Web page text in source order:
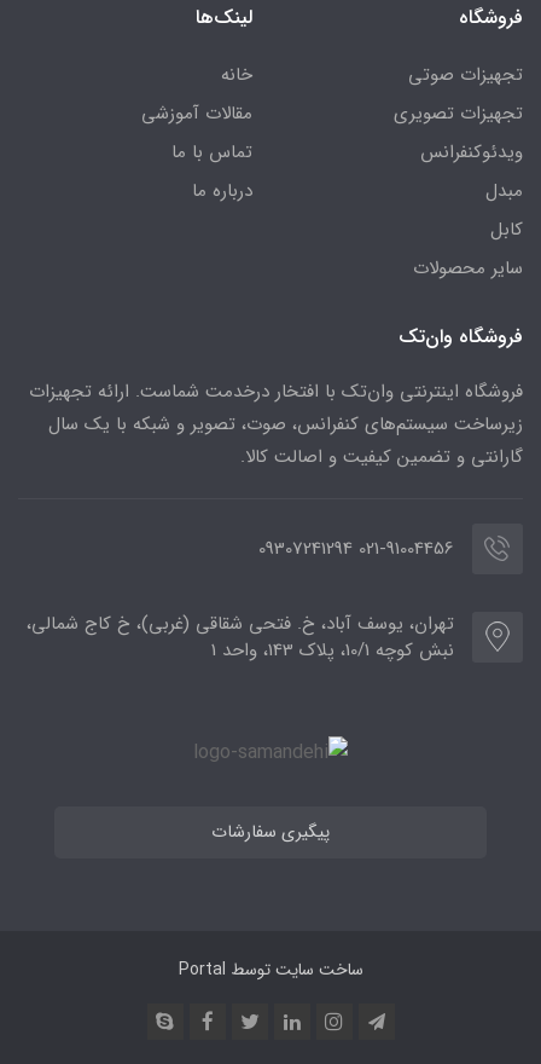
فروشگاه
تجهیزات صوتی
تجهیزات تصویری
ویدئوکنفرانس
مبدل
کابل
سایر محصولات
لینک‌ها
خانه
مقالات آموزشی
تماس با ما
درباره ما
فروشگاه وان‌تک
فروشگاه اینترنتی وان‌تک با افتخار درخدمت شماست. ارائه تجهیزات
زیرساخت سیستم‌های کنفرانس، صوت، تصویر و شبکه با یک سال
گارانتی و تضمین کیفیت و اصالت کالا.
021-91004456 09307241294
تهران، یوسف آباد، خ. فتحی شقاقی (غربی)، خ کاج شمالی،
نبش کوچه 10/1، پلاک 143، واحد 1
پیگیری سفارشات
ساخت سایت توسط Portal